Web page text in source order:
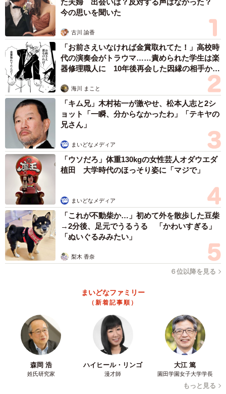
た夫婦 出会いは？反対する声はなかった？
今の思いを聞いた
古川 諭香
「お前さえいなければ金賞取れてた！」高校時
代の演奏会がトラウマ……責められた学生は楽
器修理職人に 10年後再会した因縁の相手から
海川 まこと
「キム兄」木村祐一が激やせ、松本人志と2シ
ョット「一瞬、分からなかったわ」「テキヤの
兄さん」
まいどなメディア
「ウソだろ」体重130kgの女性芸人オダウエダ
植田 大学時代のほっそり姿に「マジで」
まいどなメディア
「これが不動柴か…」初めて外を散歩した豆柴
→2分後、足元でうるうる 「かわいすぎる」
「ぬいぐるみみたい」
梨木 香奈
６位以降を見る
まいどなファミリー
（新着記事順）
森岡 浩
姓氏研究家
ハイヒール・リンゴ
漫才師
大江 篤
園田学園女子大学学長
もっと見る